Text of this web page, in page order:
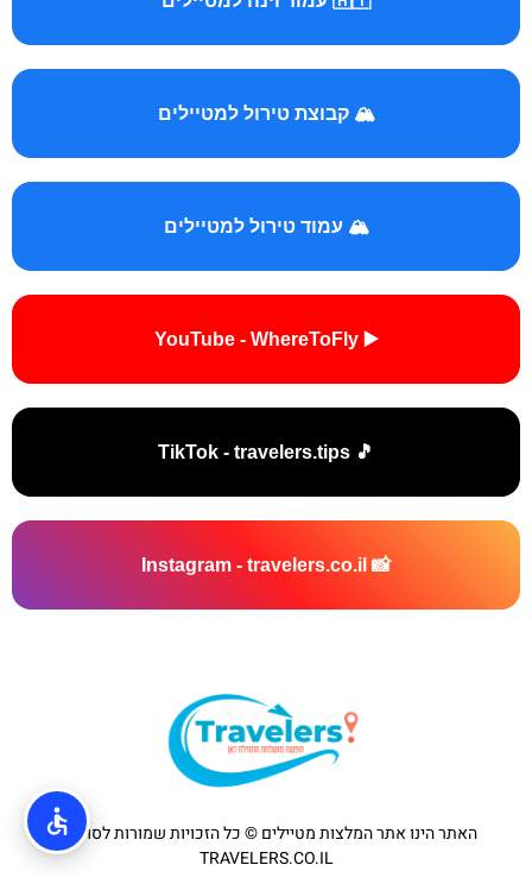
🏔️ קבוצת טירול למטיילים
🏔️ עמוד טירול למטיילים
▶️ YouTube - WhereToFly
🎵 TikTok - travelers.tips
📸 Instagram - travelers.co.il
האתר הינו אתר המלצות מטיילים © כל הזכויות שמורות לסוכנות
TRAVELERS.CO.IL